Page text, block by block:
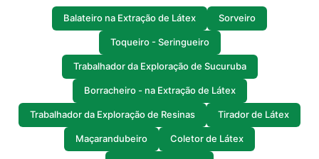
Balateiro na Extração de Látex Sorveiro
Toqueiro - Seringueiro
Trabalhador da Exploração de Sucuruba
Borracheiro - na Extração de Látex
Trabalhador da Exploração de Resinas Tirador de Látex
Maçarandubeiro Coletor de Látex